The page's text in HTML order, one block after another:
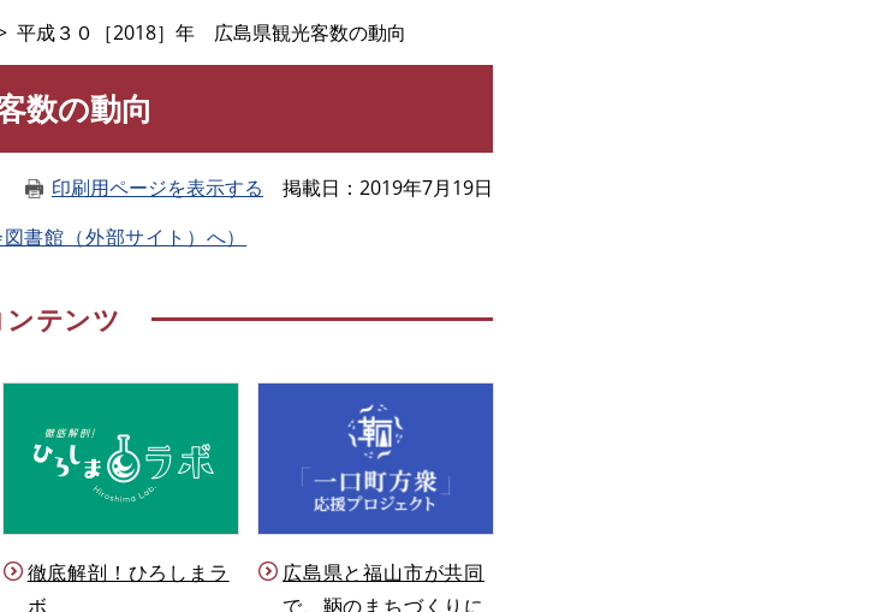
平成３０［2018］年 広島県観光客数の動向
数の動向
印刷用ページを表示する 掲載日
2019年7月19日
書館（外部サイト）へ）
テンツ
徹底解剖！ひろしまラ
ボ
広島県と福山市が共同
で、鞆のまちづくりに